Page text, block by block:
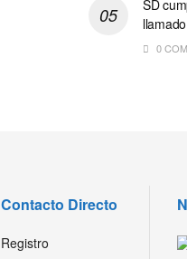
SD
0
Contacto Directo
Registro